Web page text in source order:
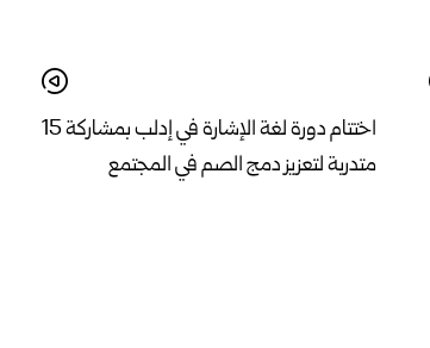
اختتام دورة لغة الإشارة في إدلب بمشاركة 15
متدربة لتعزيز دمج الصم في المجتمع